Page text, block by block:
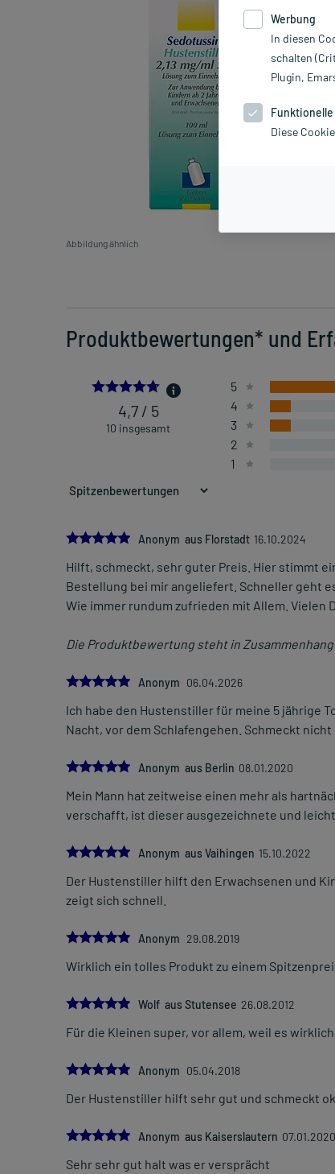
Abbildung ähnlich
Produktbewertungen* und
4.7
4,7 / 5
10 insgesamt
5
4
3
2
1
5.0
Anonym aus Florstadt 16.10.2024
Hilft, schmeckt, sehr guter Preis. Hier stimmt
Bestellung bei mir angeliefert. Schneller geht
Wie immer rundum zufrieden mit Allem. Vielen
Die Produktbewertung steht in
5.0
Anonym 06.04.2026
Ich habe den Hustenstiller für meine 5 jährige
Nacht, vor dem Schlafengehen. Schmeckt
5.0
Anonym aus Berlin 08.01.2020
Mein Mann hat zeitweise einen mehr als
verschafft, ist dieser ausgezeichnete und
5.0
Anonym aus Vaihingen 15.10.2022
Der Hustenstiller hilft den Erwachsenen und
zeigt sich schnell.
5.0
Anonym 29.08.2019
Wirklich ein tolles Produkt zu einem
5.0
Wolf aus Stutensee 26.08.2012
Für die Kleinen super, vor allem, weil es
5.0
Anonym 05.04.2018
Der Hustenstiller hilft sehr gut und schmeckt ok.
5.0
Anonym aus Kaiserslautern 07.01.2020
Sehr sehr gut halt was er versprächt
Werbung
In diesen
schalten
Plugin,
Diese